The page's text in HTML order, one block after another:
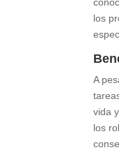
los
A
vida
los